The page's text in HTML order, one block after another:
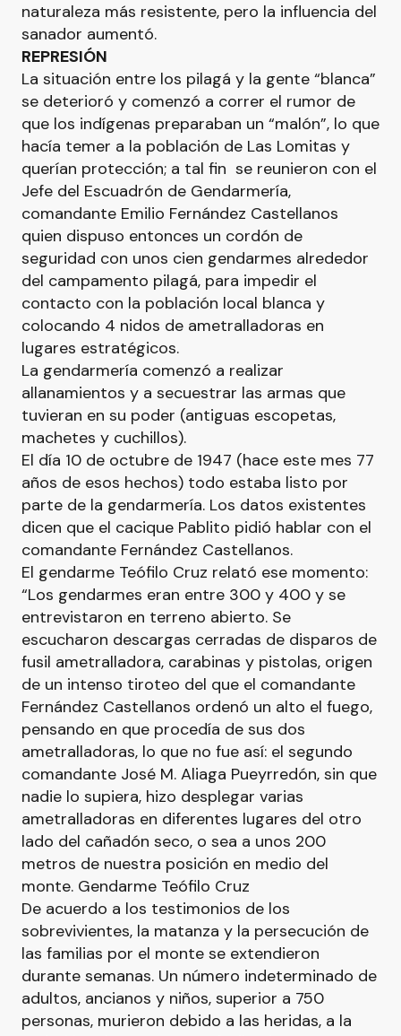
naturaleza más resistente, pero la influencia del
sanador aumentó.
REPRESIÓN
La situación entre los pilagá y la gente “blanca”
se deterioró y comenzó a correr el rumor de
que los indígenas preparaban un “malón”, lo que
hacía temer a la población de Las Lomitas y
querían protección; a tal fin se reunieron con el
Jefe del Escuadrón de Gendarmería,
comandante Emilio Fernández Castellanos
quien dispuso entonces un cordón de
seguridad con unos cien gendarmes alrededor
del campamento pilagá, para impedir el
contacto con la población local blanca y
colocando 4 nidos de ametralladoras en
lugares estratégicos.
La gendarmería comenzó a realizar
allanamientos y a secuestrar las armas que
tuvieran en su poder (antiguas escopetas,
machetes y cuchillos).
El día 10 de octubre de 1947 (hace este mes 77
años de esos hechos) todo estaba listo por
parte de la gendarmería. Los datos existentes
dicen que el cacique Pablito pidió hablar con el
comandante Fernández Castellanos.
El gendarme Teófilo Cruz relató ese momento:
“Los gendarmes eran entre 300 y 400 y se
entrevistaron en terreno abierto. Se
escucharon descargas cerradas de disparos de
fusil ametralladora, carabinas y pistolas, origen
de un intenso tiroteo del que el comandante
Fernández Castellanos ordenó un alto el fuego,
pensando en que procedía de sus dos
ametralladoras, lo que no fue así: el segundo
comandante José M. Aliaga Pueyrredón, sin que
nadie lo supiera, hizo desplegar varias
ametralladoras en diferentes lugares del otro
lado del cañadón seco, o sea a unos 200
metros de nuestra posición en medio del
monte. Gendarme Teófilo Cruz
De acuerdo a los testimonios de los
sobrevivientes, la matanza y la persecución de
las familias por el monte se extendieron
durante semanas. Un número indeterminado de
adultos, ancianos y niños, superior a 750
personas, murieron debido a las heridas, a la